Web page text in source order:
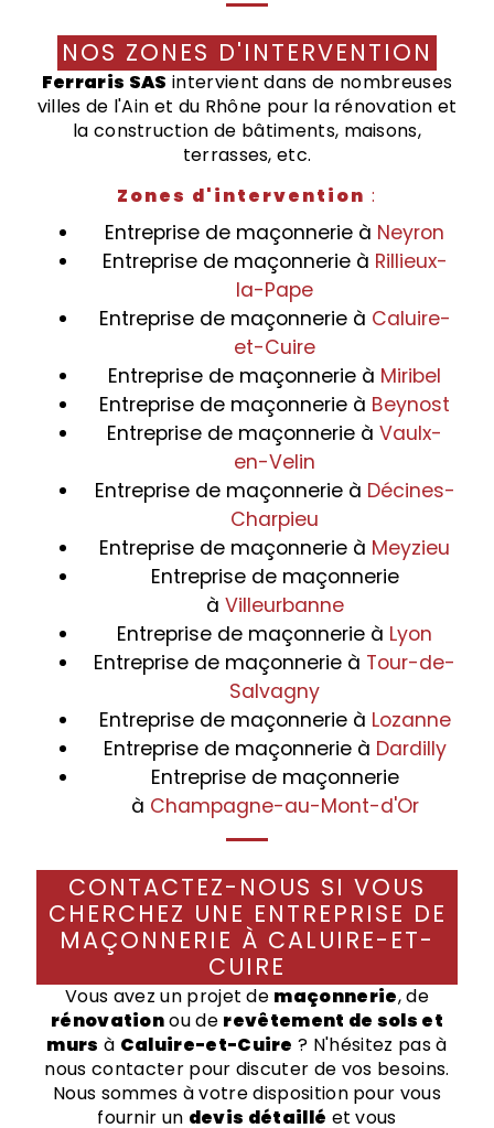
NOS ZONES D'INTERVENTION
Ferraris SAS intervient dans de nombreuses
villes de l'Ain et du Rhône pour la rénovation et
la construction de bâtiments, maisons,
terrasses, etc.
Zones d'intervention :
Entreprise de maçonnerie à Neyron
Entreprise de maçonnerie à Rillieux-
la-Pape
Entreprise de maçonnerie à Caluire-
et-Cuire
Entreprise de maçonnerie à Miribel
Entreprise de maçonnerie à Beynost
Entreprise de maçonnerie à Vaulx-
en-Velin
Entreprise de maçonnerie à Décines-
Charpieu
Entreprise de maçonnerie à Meyzieu
Entreprise de maçonnerie
à Villeurbanne
Entreprise de maçonnerie à Lyon
Entreprise de maçonnerie à Tour-de-
Salvagny
Entreprise de maçonnerie à Lozanne
Entreprise de maçonnerie à Dardilly
Entreprise de maçonnerie
à Champagne-au-Mont-d'Or
CONTACTEZ-NOUS SI VOUS
CHERCHEZ UNE ENTREPRISE DE
MAÇONNERIE À CALUIRE-ET-
CUIRE
Vous avez un projet de maçonnerie, de
rénovationou de revêtement de sols et
murs à Caluire-et-Cuire ? N'hésitez pas à
nous contacter pour discuter de vos besoins.
Nous sommes à votre disposition pour vous
fournir un devis détaillé et vous